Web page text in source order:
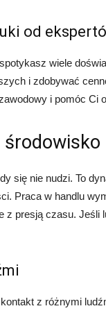
od
wiele
i zdobywać
i pomóc Ci
środowisko
się nie nudzi. To
Praca w handlu
z presją czasu.
z różnymi